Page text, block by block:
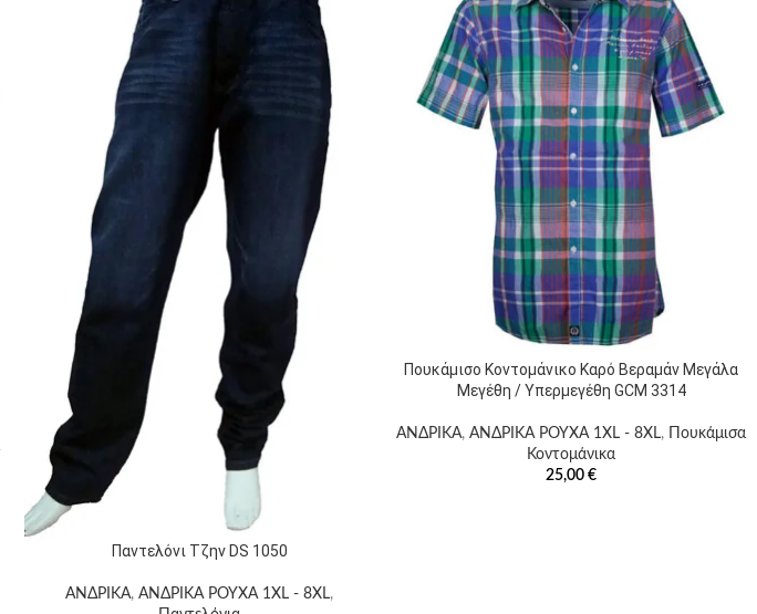
Παντελόνι Τζην DS 1050
ΑΝΔΡΙΚΑ, ΑΝΔΡΙΚΑ ΡΟΥΧΑ 1XL - 8XL,
Πουκάμισο Κοντομάνικο Καρό Βεραμάν Μεγάλα
Μεγέθη / Υπερμεγέθη GCM 3314
ΑΝΔΡΙΚΑ, ΑΝΔΡΙΚΑ ΡΟΥΧΑ 1XL - 8XL,
Πουκάμισα
Κοντομάνικα
25,00 €